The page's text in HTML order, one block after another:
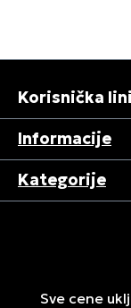
Korisnička
Informacije
Kategorije
Sve cene